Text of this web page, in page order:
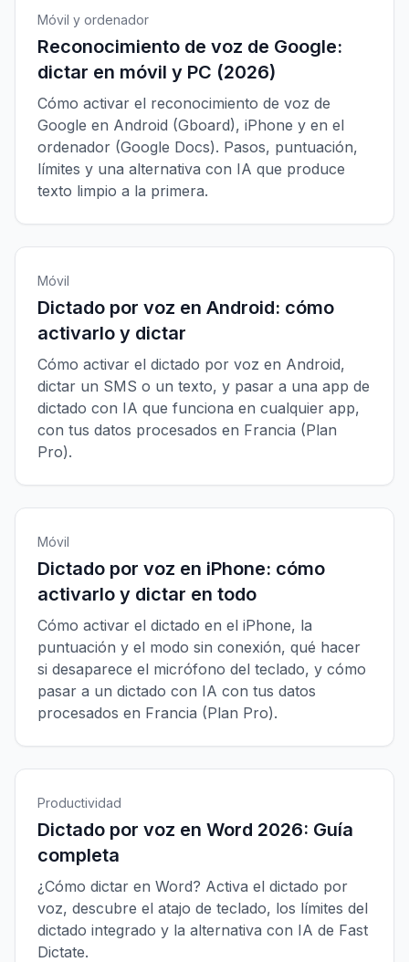
Móvil y ordenador
Reconocimiento de voz de Google:
dictar en móvil y PC (2026)
Cómo activar el reconocimiento de voz de
Google en Android (Gboard), iPhone y en el
ordenador (Google Docs). Pasos, puntuación,
límites y una alternativa con IA que produce
texto limpio a la primera.
Móvil
Dictado por voz en Android: cómo
activarlo y dictar
Cómo activar el dictado por voz en Android,
dictar un SMS o un texto, y pasar a una app de
dictado con IA que funciona en cualquier app,
con tus datos procesados en Francia (Plan
Pro).
Móvil
Dictado por voz en iPhone: cómo
activarlo y dictar en todo
Cómo activar el dictado en el iPhone, la
puntuación y el modo sin conexión, qué hacer
si desaparece el micrófono del teclado, y cómo
pasar a un dictado con IA con tus datos
procesados en Francia (Plan Pro).
Productividad
Dictado por voz en Word 2026: Guía
completa
¿Cómo dictar en Word? Activa el dictado por
voz, descubre el atajo de teclado, los límites del
dictado integrado y la alternativa con IA de Fast
Dictate.